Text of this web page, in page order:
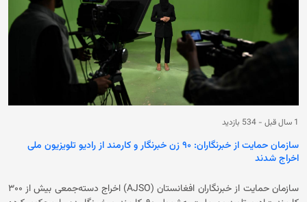
1 سال قبل - 534 بازدید
سازمان حمایت از خبرنگاران: ۹۰ زن خبرنگار و کارمند از رادیو تلویزیون ملی
اخراج شدند
سازمان حمایت از خبرنگاران افغانستان (AJSO) اخراج دسته‌جمعی بیش از ۳۰۰